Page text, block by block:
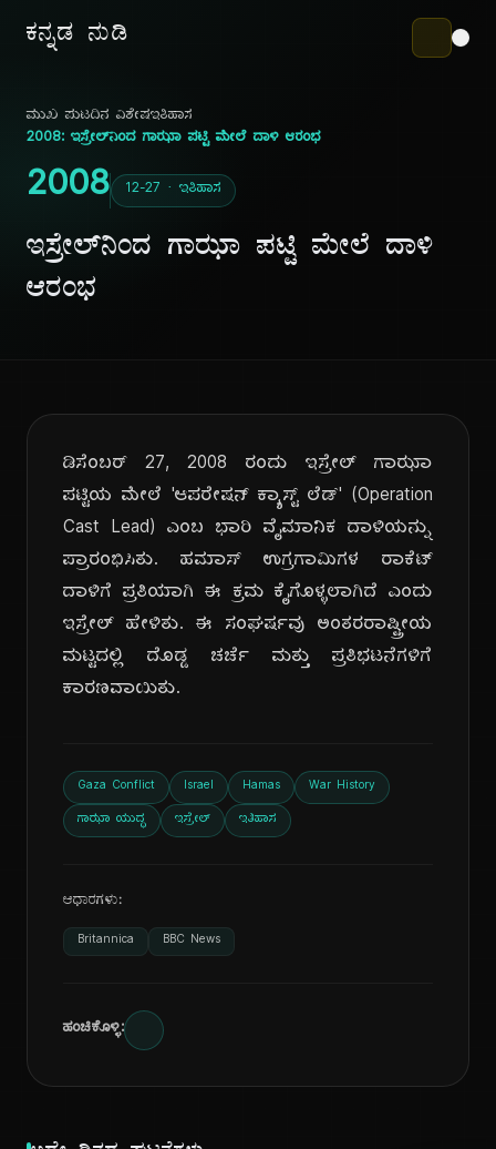
ಕನ್ನಡ ನುಡಿ
ಮುಖ ಪುಟದಿನ ವಿಶೇಷಇತಿಹಾಸ
2008: ಇಸ್ರೇಲ್‌ನಿಂದ ಗಾಝಾ ಪಟ್ಟಿ ಮೇಲೆ ದಾಳಿ ಆರಂಭ
2008 12-27 · ಇತಿಹಾಸ
ಇಸ್ರೇಲ್‌ನಿಂದ ಗಾಝಾ ಪಟ್ಟಿ ಮೇಲೆ ದಾಳಿ
ಆರಂಭ
ಡಿಸೆಂಬರ್ 27, 2008 ರಂದು ಇಸ್ರೇಲ್ ಗಾಝಾ
ಪಟ್ಟಿಯ ಮೇಲೆ 'ಆಪರೇಷನ್ ಕ್ಯಾಸ್ಟ್ ಲೆಡ್' (Operation
Cast Lead) ಎಂಬ ಭಾರಿ ವೈಮಾನಿಕ ದಾಳಿಯನ್ನು
ಪ್ರಾರಂಭಿಸಿತು. ಹಮಾಸ್ ಉಗ್ರಗಾಮಿಗಳ ರಾಕೆಟ್
ದಾಳಿಗೆ ಪ್ರತಿಯಾಗಿ ಈ ಕ್ರಮ ಕೈಗೊಳ್ಳಲಾಗಿದೆ ಎಂದು
ಇಸ್ರೇಲ್ ಹೇಳಿತು. ಈ ಸಂಘರ್ಷವು ಅಂತರರಾಷ್ಟ್ರೀಯ
ಮಟ್ಟದಲ್ಲಿ ದೊಡ್ಡ ಚರ್ಚೆ ಮತ್ತು ಪ್ರತಿಭಟನೆಗಳಿಗೆ
ಕಾರಣವಾಯಿತು.
Gaza Conflict Israel Hamas War History
ಗಾಝಾ ಯುದ್ಧ ಇಸ್ರೇಲ್ ಇತಿಹಾಸ
ಆಧಾರಗಳು:
Britannica BBC News
ಹಂಚಿಕೊಳ್ಳಿ: